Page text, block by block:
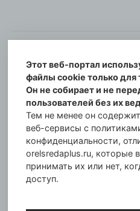
© Информационный
Орловская cреда-плюс,
Свидетельство о
00254 от 29 октября 2013
Газета зарегистрирована
Федеральной службы по
информационных
коммуникаций по
Главный редактор:
Этот веб-портал
файлы cookie только для
Он не собирает и не
пользователей без их
Тем не менее он
веб-сервисы с
конфиденциальности,
orelsredaplus.ru, которые
принимать их или нет,
доступ.